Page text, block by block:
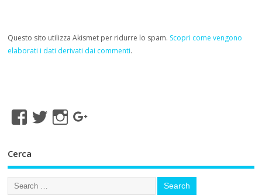
Questo sito utilizza Akismet per ridurre lo spam. Scopri come vengono
elaborati i dati derivati dai commenti.
Cerca